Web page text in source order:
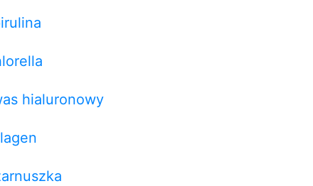
hialuronowy